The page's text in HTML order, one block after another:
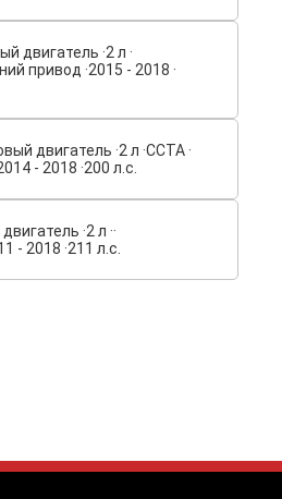
двигатель ·2 л ·
привод ·2015 - 2018 ·
двигатель ·2 л ·CCTA ·
- 2018 ·200 л.с.
·2 л ··
- 2018 ·211 л.с.